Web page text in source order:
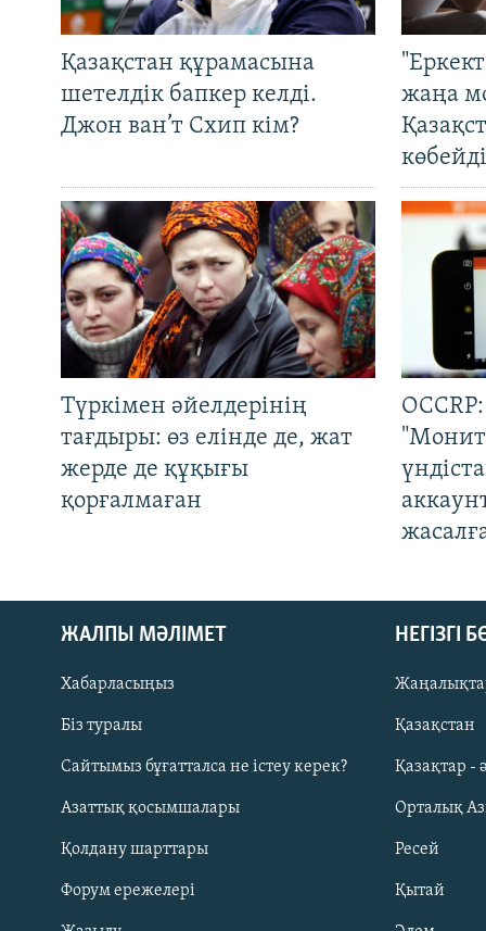
Русский
ЖАЗЫЛЫҢЫЗ
Қазақстан құрамасына
шетелдік бапкер келді.
Джон ван’т Схип кім?
жаңа
Түркімен әйелдерінің
тағдыры: өз елінде де, жат
жерде де құқығы
қорғалмаған
ЖАЛПЫ МӘЛІМЕТ
Хабарласыңыз
Біз туралы
Сайтымыз бұғатталса не істеу керек?
Азаттық қосымшалары
Қолдану шарттары
Форум ережелері
НЕГІЗГІ
Қазақстан
Қазақтар -
Орталық
Ресей
Қытай